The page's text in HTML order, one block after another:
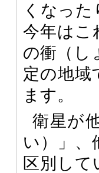
くなっ
今年はこ
の衝（し
定の地域
ます。
衛星が
い）」、
区別して